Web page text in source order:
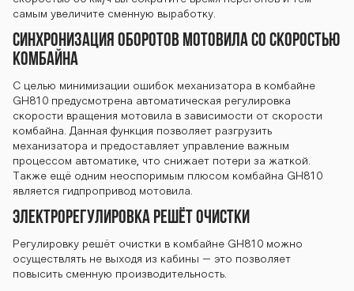
самым увеличите сменную выработку.
СИНХРОНИЗАЦИЯ ОБОРОТОВ МОТОВИЛА СО СКОРОСТЬЮ
КОМБАЙНА
С целью минимизации ошибок механизатора в комбайне
GH810 предусмотрена автоматическая регулировка
скорости вращения мотовила в зависимости от скорости
комбайна. Данная функция позволяет разгрузить
механизатора и предоставляет управление важным
процессом автоматике, что снижает потери за жаткой.
Также ещё одним неоспоримым плюсом комбайна GH810
является гидпропривод мотовила.
ЭЛЕКТРОРЕГУЛИРОВКА РЕШЁТ ОЧИСТКИ
Регулировку решёт очистки в комбайне GH810 можно
осуществлять не выходя из кабины – это позволяет
повысить сменную производительность.